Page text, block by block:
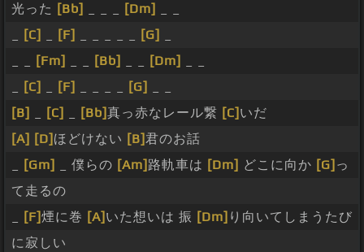
光った [Bb] [Dm]
[C] [F] [G]
[Fm] [Bb] [Dm]
[C] [F] [G]
[B]
[C] [Bb]真っ赤なレール繋 [C] いだ
[A] [D] ほどけない [B]君のお話
[Gm] _ 僕らの [Am] 路軌車は [Dm] どこに向か [G] っ
て走るの
[F]煙に巻 [A] いた想いは 振 [Dm] り向いてしまうたび
に寂しい